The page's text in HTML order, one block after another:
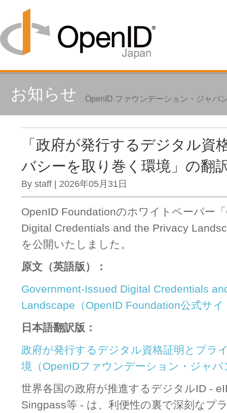
お知らせ OpenID ファウンデーション・ジャパ
「政府が発行するデジタル資
バシーを取り巻く環境」の翻
By staff | 2026年05月31日
OpenID Foundationのホワイトペーパー
Digital Credentials and the Privacy
を公開いたしました。
原文（英語版）：
Government-Issued Digital Credentials
Landscape（OpenID Foundation公式サイ
日本語翻訳版：
政府が発行するデジタル資格証明とプラ
境（OpenIDファウンデーション・ジャ
世界各国の政府が推進するデジタルID -
Singpass等 - は、利便性の裏で深刻なプ